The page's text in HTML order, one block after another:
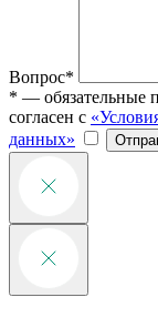
Вопрос*
* — обязательные
согласен с
данных»